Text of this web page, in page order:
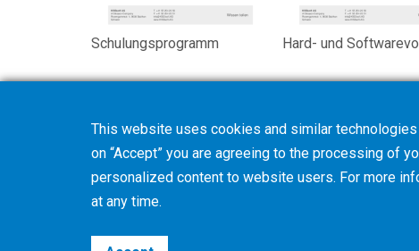
Schulungsprogramm Hard- und
This website uses cookies and similar
on “Accept” you are agreeing to the processing of
personalized content to website users. For more
at any time.